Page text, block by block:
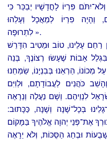
פִּרְיוֹ לָחֳדָשָׁיו יְבַכֵּר כִּי
וְהָיָה פִרְיוֹ לְמַאֲכָל וְעָלֵהוּ
לִתְרוּפָה ».
רַחֵם עָלֵינוּ, טוֹב וּמֵטִיב הִדָּרֵשׁ
אָבוֹת שֶׁעָשׂוּ רְצוֹנֶךָ, בְּנֵה
מְכוֹנוֹ, הַרְאֵנוּ בְּבִנְיָנוֹ, שַׂמְּחֵנוּ
כֹּהֲנִים לַעֲבוֹדָתָם, וּלְוִיִּם
לִנְוֵיהֶם. וְשָׁם נַעֲלֶה וְנֵרָאֶה
בְּכָל־שָׁנָה וְשָׁנָה, כַּכָּתוּב:
אֶת־פְּנֵי יְהוָה אֱלֹהֶיךָ בַּמָּקוֹם
וּבְחַג הַסֻּכּוֹת, וְלֹא יֵרָאֶה